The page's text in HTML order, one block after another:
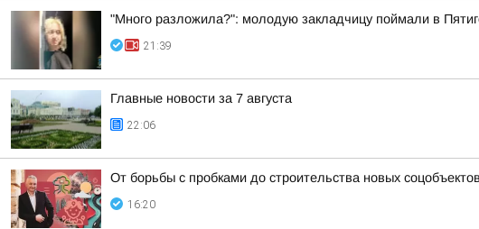
"Много разложила?": молодую закладчицу поймали в
21:39
Главные новости за 7 августа
22:06
От борьбы с пробками до строительства новых
16:20